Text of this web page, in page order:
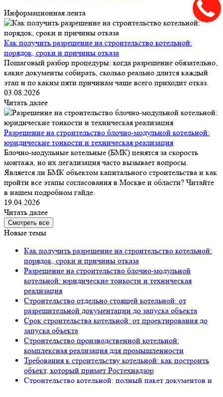
Информационная лента
Как получить разрешение на строительство котельной:
порядок, сроки и причины отказа
Пошаговый разбор процедуры: когда разрешение обязательно,
какие документы собирать, сколько реально длится каждый
этап и по каким пяти причинам чаще всего приходит отказ.
03.08.2026
Читать далее
Разрешение на строительство блочно-модульной котельной:
юридические тонкости и техническая реализация
Блочно-модульные котельные (БМК) ценятся за скорость
монтажа, но их легализация часто вызывает вопросы.
Является ли БМК объектом капитального строительства и как
пройти все этапы согласования в Москве и области? Читайте
в нашем подробном гайде.
19.04.2026
Читать далее
Смотреть все
Новые темы
Как получить разрешение на строительство котельной:
порядок, сроки и причины отказа
Разрешение на строительство блочно-модульной
котельной: юридические тонкости и техническая
реализация
Строительство отдельно стоящей котельной: от
разрешительной документации до запуска объекта
Срок строительства котельной: от проектирования до
запуска объекта
Строительство производственной котельной:
комплексная реализация для промышленности
Требования к строительству котельной: как построить
объект, который примет Ростехнадзор
Строительство котельной: полный пакет документов и